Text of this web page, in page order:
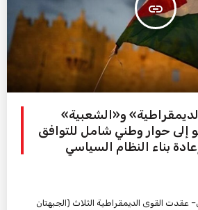
insert_link
و«الشعبية»
إلى حوار وطني شامل للتوافق
بناء النظام السياسي
عقدت القوى الديمقراطية الثلاث (الجبهتان